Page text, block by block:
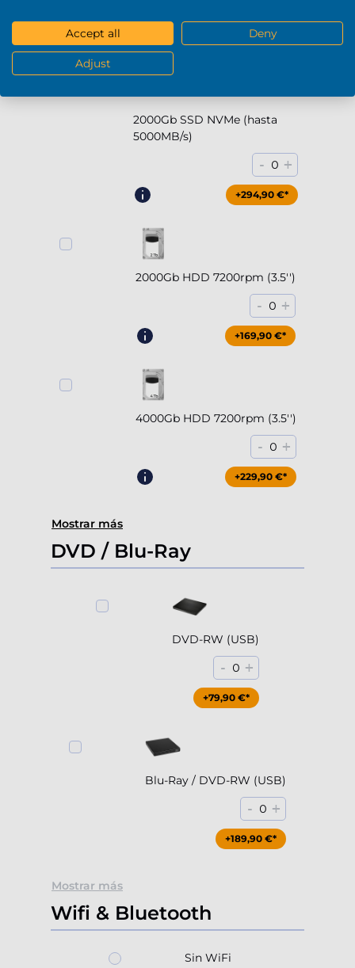
+169,90 €*
2000Gb SSD NVMe (hasta
5000MB/s)
- 0 +
+294,90 €*
2000Gb HDD 7200rpm (3.5'')
- 0 +
+169,90 €*
4000Gb HDD 7200rpm (3.5'')
- 0 +
+229,90 €*
Mostrar más
DVD / Blu-Ray
DVD-RW (USB)
- 0 +
+79,90 €*
Blu-Ray / DVD-RW (USB)
- 0 +
+189,90 €*
Mostrar más
Wifi & Bluetooth
Sin WiFi
Accept all Deny
Adjust